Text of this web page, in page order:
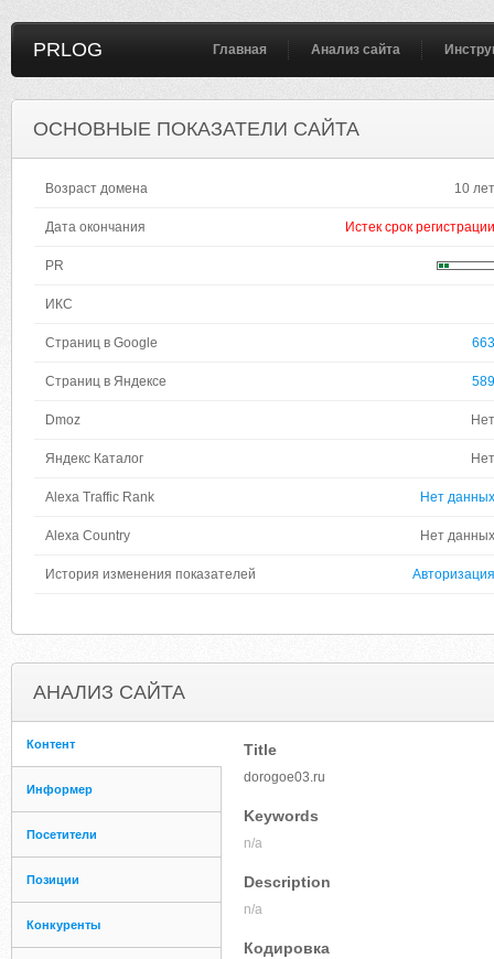
PRLOG Главная Анализ сайта
ОСНОВНЫЕ ПОКАЗАТЕЛИ САЙТА
Возраст домена 10 лет
Дата окончания Истек срок регистрации
PR
ИКС
Страниц в Google 663
Страниц в Яндексе 589
Dmoz Нет
Яндекс Каталог Нет
Alexa Traffic Rank Нет данных
Alexa Country Нет данных
История изменения показателей Авторизация
АНАЛИЗ САЙТА
Контент
Информер
Посетители
Позиции
Конкуренты
Title
dorogoe03.ru
Keywords
n/a
Description
n/a
Кодировка